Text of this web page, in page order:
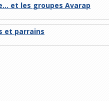
et les groupes Avarap
et parrains